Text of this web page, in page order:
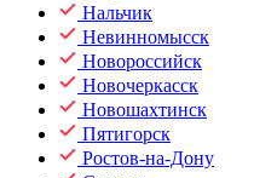
Нальчик
Невинномысск
Новороссийск
Новочеркасск
Новошахтинск
Пятигорск
Ростов-на-Дону